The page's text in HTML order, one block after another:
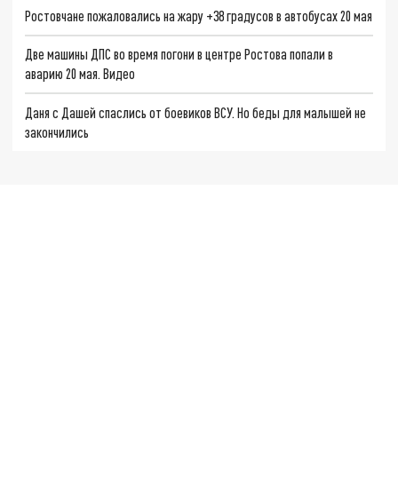
Ростовчане пожаловались на жару +38 градусов в автобусах 20 мая
Две машины ДПС во время погони в центре Ростова попали в
аварию 20 мая. Видео
Даня с Дашей спаслись от боевиков ВСУ. Но беды для малышей не
закончились